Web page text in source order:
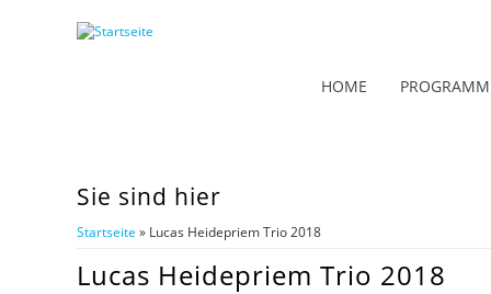
HOME PROGRAMM
Sie sind hier
Startseite » Lucas Heidepriem Trio 2018
Lucas Heidepriem Trio 2018